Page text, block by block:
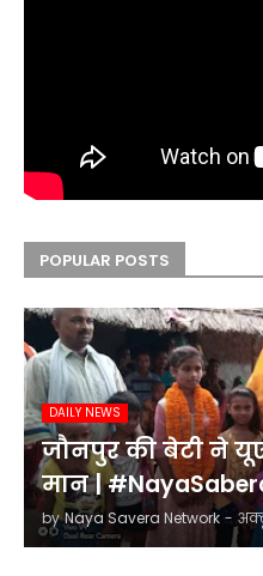
POPULAR POSTS
DAILY NEWS
जौनपुर की बेटी ने
मान |
by Naya Savera Network -